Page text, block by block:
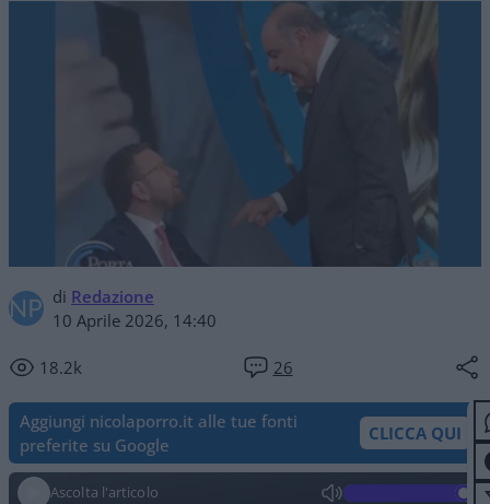
di Redazione
10 Aprile 2026, 14:40
18.2k 26
Aggiungi nicolaporro.it alle tue fonti
preferite su Google
CLICCA QUI
Ascolta l'articolo